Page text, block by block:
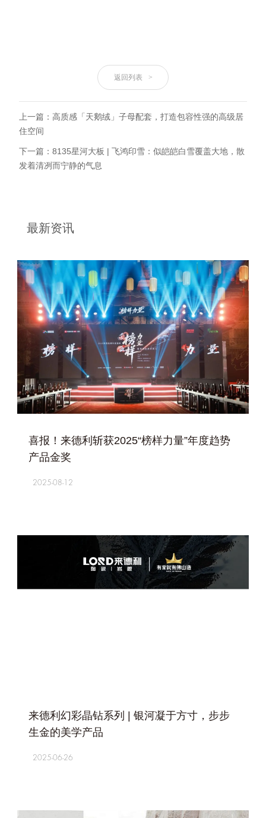
返回列表 >
上一篇：高质感「天鹅绒」子母配套，打造包容性强的高级居
住空间
下一篇：8135星河大板 | 飞鸿印雪：似皑皑白雪覆盖大地，散
发着清冽而宁静的气息
最新资讯
喜报！来德利斩获2025“榜样力量”年度趋势
产品金奖
2025-08-12
来德利幻彩晶钻系列 | 银河凝于方寸，步步
生金的美学产品
2025-06-26